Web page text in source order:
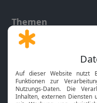
Themen
Gott und Bibel erklärt
Neuigkeiten